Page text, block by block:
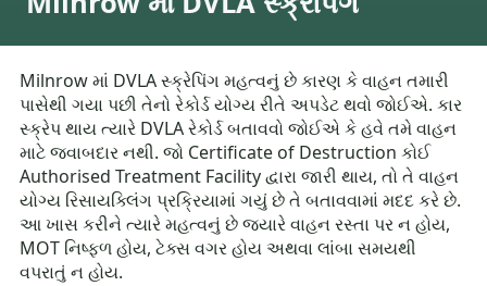
Milnrow માં DVLA સ્ક્રેપિંગ મહત્વનું છે કારણ કે વાહન તમારી
પાસેથી ગયા પછી તેનો રેકોર્ડ યોગ્ય રીતે અપડેટ થવો જોઈએ. કાર
સ્ક્રેપ થાય ત્યારે DVLA રેકોર્ડ બતાવવો જોઈએ કે હવે તમે વાહન
માટે જવાબદાર નથી. જો Certificate of Destruction કોઈ
Authorised Treatment Facility દ્વારા જારી થાય, તો તે વાહન
યોગ્ય રિસાયક્લિંગ પ્રક્રિયામાં ગયું છે તે બતાવવામાં મદદ કરે છે.
આ ખાસ કરીને ત્યારે મહત્વનું છે જ્યારે વાહન રસ્તા પર ન હોય,
MOT નિષ્ફળ હોય, ટેક્સ વગર હોય અથવા લાંબા સમયથી
વપરાતું ન હોય.